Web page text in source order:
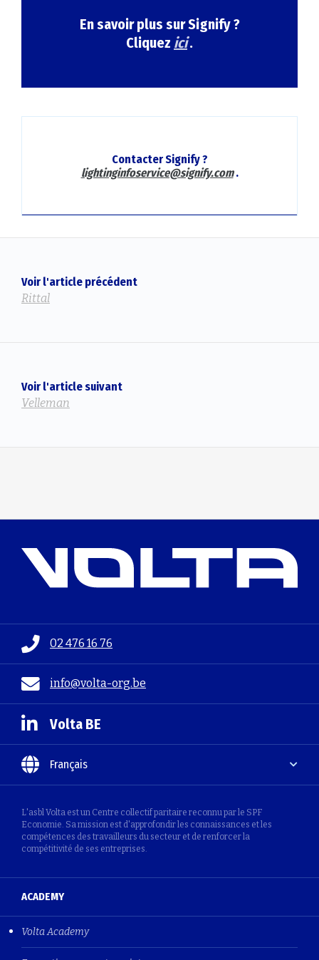
En savoir plus sur Signify ?
Cliquez ici.
Contacter Signify ?
lightinginfoservice@signify.com .
Voir l'article précédent
Rittal
Voir l'article suivant
Velleman
02 476 16 76
info@volta-org.be
L'asbl Volta est un Centre collectif paritaire reconnu par le SPF
Economie. Sa mission est d'approfondir les connaissances et les
compétences des travailleurs du secteur et de renforcer la
compétitivité de ses entreprises.
Volta BE
Français
ACADEMY
Volta Academy